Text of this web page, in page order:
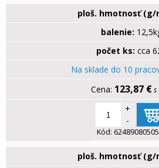
ploš. hmotnosť (g/
balenie:
počet ks: cca
Na sklade do 10
123,87 €s
+
-
Kód:
ploš. hmotnosť (g/